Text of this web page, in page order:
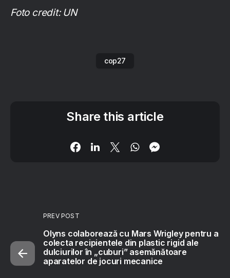
Foto credit: UN
cop27
Share this article
PREV POST
Olyns colaborează cu Mars Wrigley pentru a
colecta recipientele din plastic rigid ale
dulciurilor în „cuburi” asemănătoare
aparatelor de jocuri mecanice